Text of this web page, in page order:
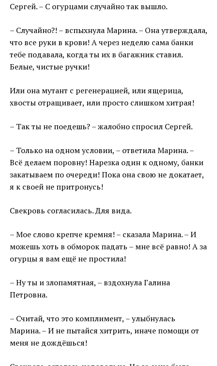
Сергей. – С огурцами случайно так вышло.
– Случайно?! – вспыхнула Марина. – Она утверждала,
что все руки в крови! А через неделю сама банки
тебе подавала, когда ты их в багажник ставил.
Белые, чистые ручки!
Или она мутант с регенерацией, или ящерица,
хвосты отращивает, или просто слишком хитрая!
– Так ты не поедешь? – жалобно спросил Сергей.
– Только на одном условии, – ответила Марина. –
Всё делаем поровну! Нарезка один к одному, банки
закатываем по очереди! Пока она свою не докатает,
я к своей не притронусь!
Свекровь согласилась. Для вида.
– Мое слово крепче кремня! – сказала Марина. – И
можешь хоть в обморок падать – мне всё равно! А за
огурцы я вам ещё не простила!
– Ну ты и злопамятная, – вздохнула Галина
Петровна.
– Считай, что это комплимент, – улыбнулась
Марина. – И не пытайся хитрить, иначе помощи от
меня не дождёшься!